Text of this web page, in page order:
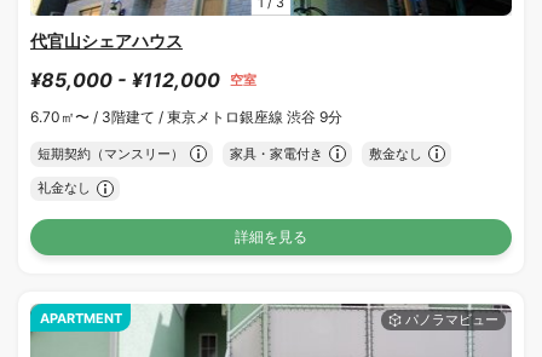
代官山シェアハウス
¥85,000 - ¥112,000 空室
6.70㎡〜 / 3階建て / 東京メトロ銀座線 渋谷 9分
短期契約（マンスリー） 家具・家電付き 敷金なし
礼金なし
詳細を見る
APARTMENT